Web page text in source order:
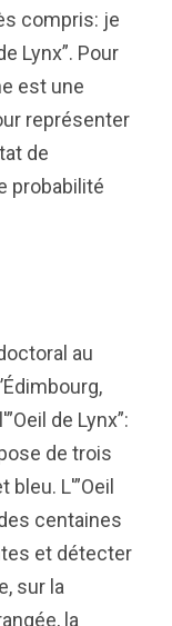
compris: je
Lynx”. Pour
est une
représenter
de
probabilité
au
de Lynx”:
de trois
bleu. L'”Oeil
centaines
et détecter
sur la
la